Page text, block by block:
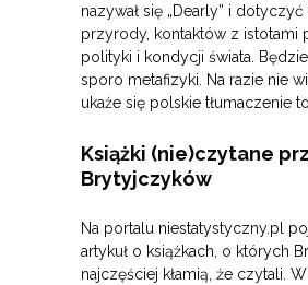
nazywał się „Dearly” i
przyrody, kontaktów z istotami
polityki i kondycji świata.
sporo metafizyki. Na razie nie
ukaże się polskie tłumaczenie
Książki (nie)czytane
Brytyjczyków
Na portalu niestatystyczny.pl
artykuł o książkach, o których
najczęściej kłamią, że czytali.